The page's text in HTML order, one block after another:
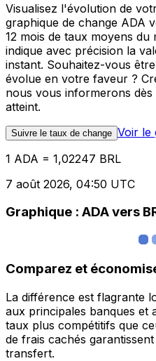
Visualisez l'évolution de
graphique de change ADA
12 mois de taux moyens
indique avec précision la
instant. Souhaitez-vous
évolue en votre faveur ?
nous vous informerons
atteint.
Suivre le taux de change Voir le
1 ADA = 1,02247 BRL
7 août 2026, 04:50 UTC
Graphique : ADA vers
Comparez et
La différence est flagrante
aux principales banques et
taux plus compétitifs que
de frais cachés
transfert.